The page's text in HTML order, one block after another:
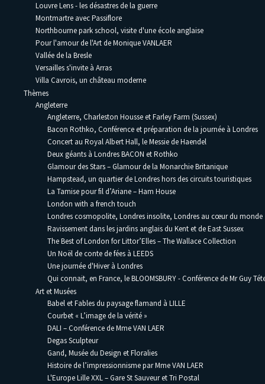
Louvre Lens - les désastres de la guerre
Montmartre avec Passiflore
Northbourne park school, visite d'une école anglaise
Pour l'amour de l'Art de Monique VANLAER
Vallée de la Bresle
Versailles s'invite à Arras
Villa Cavrois, un château moderne
Thèmes
Angleterre
Angleterre, Charleston Housse et Farley Farm (Sussex)
Bacon Rothko, Conférence et préparation de la journée à Londres
Concert au Royal Albert Hall, le Messie de Haendel
Deux géants à Londres BACON et Rothko
Glamour des Stars – Glamour de la Monarchie Britanique
Hampstead, un quartier de Londres hors des circuits touristiques
La Tamise pour fil d’Ariane – Ham House
London with a french touch
Londres cosmopolite, Londres insolite, Londres au cœur du monde
Ravissement dans les jardins anglais du Kent et de East Sussex
The Best of London for Littor’Elles – The Wallace Collection
Un Noël de conte de fées à LEEDS
Une journée d'Hiver à Londres
Qui connait, en France, le BLOOMSBURY - Conférence de Mr Guy
Art et Musées
Babel et Fables du paysage flamand à LILLE
Courbet « L’image de la vérité »
DALI – Conférence de Mme VAN LAER
Degas Sculpteur
Gand, Musée du Design et Floralies
Histoire de l’impressionnisme par Mme VAN LAER
L'Europe Lille XXL – Gare St Sauveur et Tri Postal